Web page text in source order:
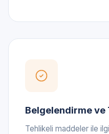
Belgelendirme ve
Tehlikeli maddeler ile